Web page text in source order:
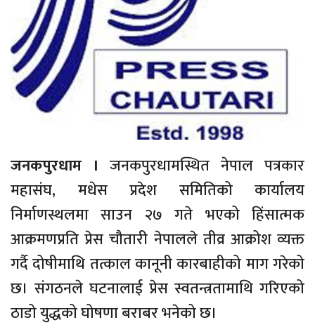
जनकपुरधाम । जनकपुरधामस्थित नेपाल पत्रकार
महासंघ, मधेस प्रदेश समितिको कार्यालय
निर्माणस्थलमा साउन २७ गते भएको हिंसात्मक
आक्रमणप्रति प्रेस चौतारी नेपालले तीव्र आक्रोश व्यक्त
गर्दै दोषीमाथि तत्काल कानूनी कारबाहीको माग गरेको
छ। संगठनले घटनालाई प्रेस स्वतन्त्रतामाथि गरिएको
ठाडो युद्धको घोषणा बराबर भनेको छ।